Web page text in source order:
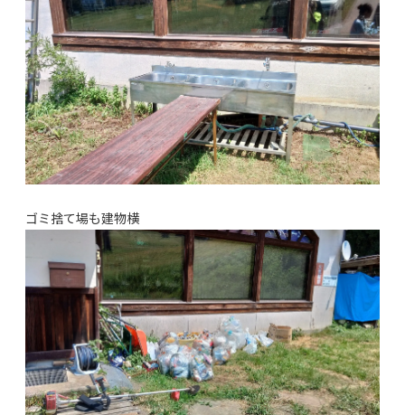
ゴミ捨て場も建物横